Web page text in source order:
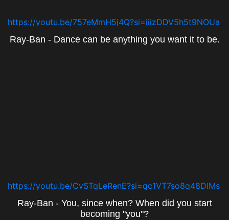
https://youtu.be/757eMmH5j4Q?si=iiizDDV5h5t9NOUa
Ray-Ban - Dance can be anything you want it to be.
https://youtu.be/CvSTqLeRenE?si=qc1VT7so8q48DIMs
Ray-Ban - You, since when? When did you start
becoming "you"?